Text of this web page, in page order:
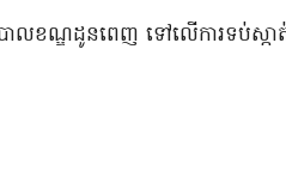
ាលខណ្ឌដូនពេញ ទៅលើការទប់ស្ក